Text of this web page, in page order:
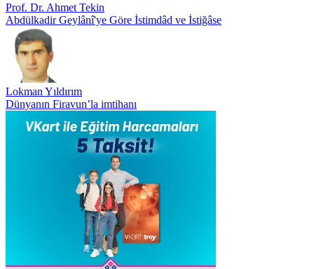
Prof. Dr. Ahmet Tekin
Abdülkadir Geylânî'ye Göre İstimdâd ve İstiğâse
Lokman Yıldırım
Dünyanın Firavun’la imtihanı